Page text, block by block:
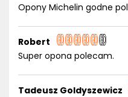
Opony Michelin godne
Robert
Super opona polecam.
Tadeusz Goldyszewicz